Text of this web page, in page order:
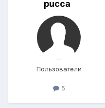
pucca
Пользователи
5